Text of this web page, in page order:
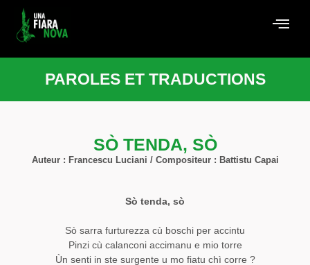
PAROLES ET TRADUCTIONS
SÒ TENDA, SÒ
Auteur : Francescu Luciani / Compositeur : Battistu Capai
Sò tenda, sò
Sò sarra furturezza cù boschi per accintu
Pinzi cù calanconi accimanu e mio torre
Ùn senti in ste surgente u mo fiatu chì corre ?